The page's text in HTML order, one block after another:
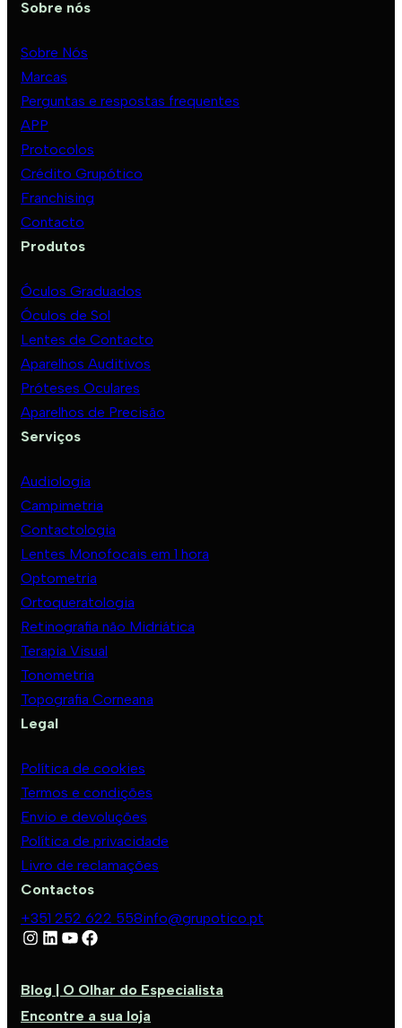
Sobre nós
Sobre Nós
Marcas
Perguntas e respostas frequentes
APP
Protocolos
Crédito Grupótico
Franchising
Contacto
Produtos
Óculos Graduados
Óculos de Sol
Lentes de Contacto
Aparelhos Auditivos
Próteses Oculares
Aparelhos de Precisão
Serviços
Audiologia
Campimetria
Contactologia
Lentes Monofocais em 1 hora
Optometria
Ortoqueratologia
Retinografia não Midriática
Terapia Visual
Tonometria
Topografia Corneana
Legal
Política de cookies
Termos e condições
Envio e devoluções
Política de privacidade
Livro de reclamações
Contactos
+351 252 622 558info@grupotico.pt
Blog | O Olhar do Especialista
Encontre a sua loja